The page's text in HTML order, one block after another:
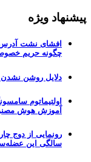
پیشنهاد ویژه
چگونه حریم
دلایل روشن نشدن
اولتیماتوم
آموزش هوش
سالگی این